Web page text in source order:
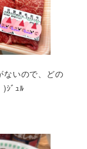
ないので、どの
ｼﾞｭﾙ